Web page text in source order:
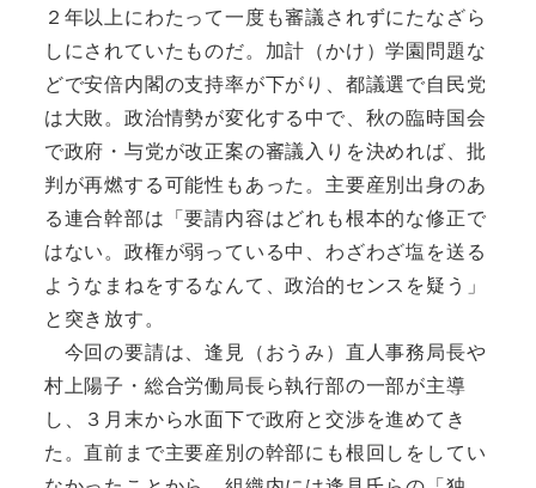
２年以上にわたって一度も審議されずにたなざら
しにされていたものだ。加計（かけ）学園問題な
どで安倍内閣の支持率が下がり、都議選で自民党
は大敗。政治情勢が変化する中で、秋の臨時国会
で政府・与党が改正案の審議入りを決めれば、批
判が再燃する可能性もあった。主要産別出身のあ
る連合幹部は「要請内容はどれも根本的な修正で
はない。政権が弱っている中、わざわざ塩を送る
ようなまねをするなんて、政治的センスを疑う」
と突き放す。
今回の要請は、逢見（おうみ）直人事務局長や
村上陽子・総合労働局長ら執行部の一部が主導
し、３月末から水面下で政府と交渉を進めてき
た。直前まで主要産別の幹部にも根回しをしてい